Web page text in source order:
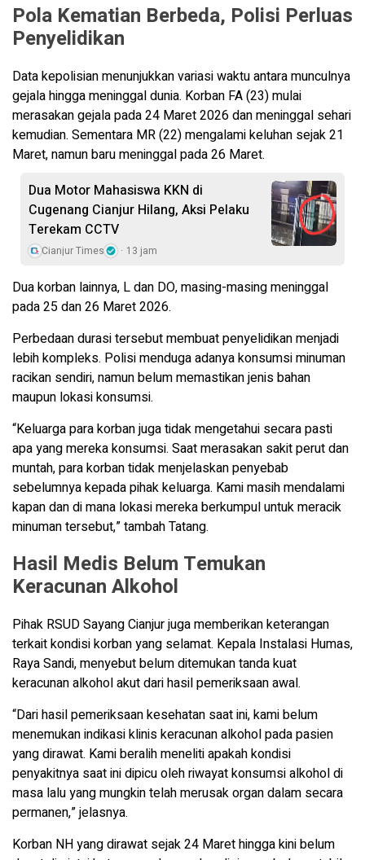
Pola Kematian Berbeda, Polisi Perluas
Penyelidikan
Data kepolisian menunjukkan variasi waktu antara munculnya
gejala hingga meninggal dunia. Korban FA (23) mulai
merasakan gejala pada 24 Maret 2026 dan meninggal sehari
kemudian. Sementara MR (22) mengalami keluhan sejak 21
Maret, namun baru meninggal pada 26 Maret.
Dua Motor Mahasiswa KKN di
Cugenang Cianjur Hilang, Aksi Pelaku
Terekam CCTV
Cianjur Times 13 jam
Dua korban lainnya, L dan DO, masing-masing meninggal
pada 25 dan 26 Maret 2026.
Perbedaan durasi tersebut membuat penyelidikan menjadi
lebih kompleks. Polisi menduga adanya konsumsi minuman
racikan sendiri, namun belum memastikan jenis bahan
maupun lokasi konsumsi.
“Keluarga para korban juga tidak mengetahui secara pasti
apa yang mereka konsumsi. Saat merasakan sakit perut dan
muntah, para korban tidak menjelaskan penyebab
sebelumnya kepada pihak keluarga. Kami masih mendalami
kapan dan di mana lokasi mereka berkumpul untuk meracik
minuman tersebut,” tambah Tatang.
Hasil Medis Belum Temukan
Keracunan Alkohol
Pihak RSUD Sayang Cianjur juga memberikan keterangan
terkait kondisi korban yang selamat. Kepala Instalasi Humas,
Raya Sandi, menyebut belum ditemukan tanda kuat
keracunan alkohol akut dari hasil pemeriksaan awal.
“Dari hasil pemeriksaan kesehatan saat ini, kami belum
menemukan indikasi klinis keracunan alkohol pada pasien
yang dirawat. Kami beralih meneliti apakah kondisi
penyakitnya saat ini dipicu oleh riwayat konsumsi alkohol di
masa lalu yang mungkin telah merusak organ dalam secara
permanen,” jelasnya.
Korban NH yang dirawat sejak 24 Maret hingga kini belum